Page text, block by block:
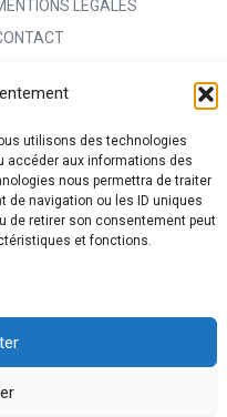
utilisons des technologies
accéder aux informations des
nous permettra de traiter
de navigation ou les ID uniques
de retirer son consentement peut
et fonctions.
LÉGALES
GÉNÉRALES
DE CONFIDENTIALITÉ
PROTECTION DES DONNÉES